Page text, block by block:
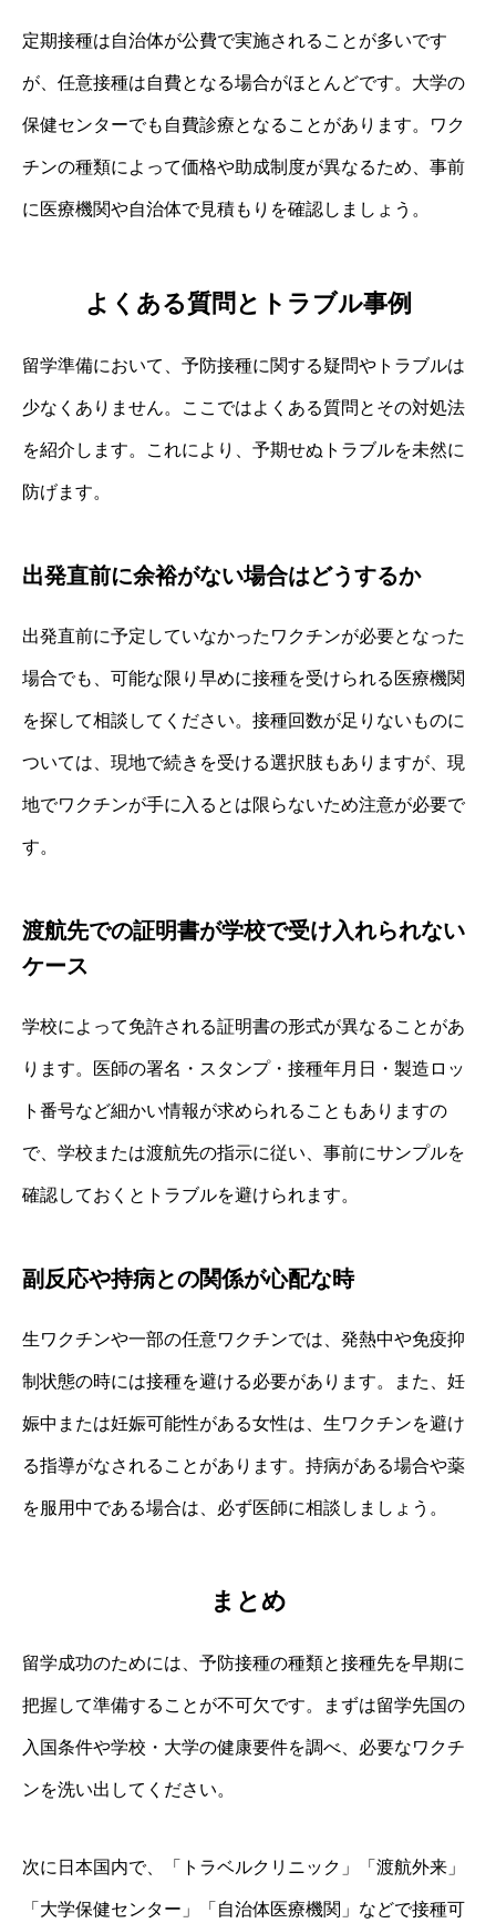
定期接種は自治体が公費で実施されることが多いです
が、任意接種は自費となる場合がほとんどです。大学の
保健センターでも自費診療となることがあります。ワク
チンの種類によって価格や助成制度が異なるため、事前
に医療機関や自治体で見積もりを確認しましょう。
よくある質問とトラブル事例
留学準備において、予防接種に関する疑問やトラブルは
少なくありません。ここではよくある質問とその対処法
を紹介します。これにより、予期せぬトラブルを未然に
防げます。
出発直前に余裕がない場合はどうするか
出発直前に予定していなかったワクチンが必要となった
場合でも、可能な限り早めに接種を受けられる医療機関
を探して相談してください。接種回数が足りないものに
ついては、現地で続きを受ける選択肢もありますが、現
地でワクチンが手に入るとは限らないため注意が必要で
す。
渡航先での証明書が学校で受け入れられない
ケース
学校によって免許される証明書の形式が異なることがあ
ります。医師の署名・スタンプ・接種年月日・製造ロッ
ト番号など細かい情報が求められることもありますの
で、学校または渡航先の指示に従い、事前にサンプルを
確認しておくとトラブルを避けられます。
副反応や持病との関係が心配な時
生ワクチンや一部の任意ワクチンでは、発熱中や免疫抑
制状態の時には接種を避ける必要があります。また、妊
娠中または妊娠可能性がある女性は、生ワクチンを避け
る指導がなされることがあります。持病がある場合や薬
を服用中である場合は、必ず医師に相談しましょう。
まとめ
留学成功のためには、予防接種の種類と接種先を早期に
把握して準備することが不可欠です。まずは留学先国の
入国条件や学校・大学の健康要件を調べ、必要なワクチ
ンを洗い出してください。
次に日本国内で、「トラベルクリニック」「渡航外来」
「大学保健センター」「自治体医療機関」などで接種可